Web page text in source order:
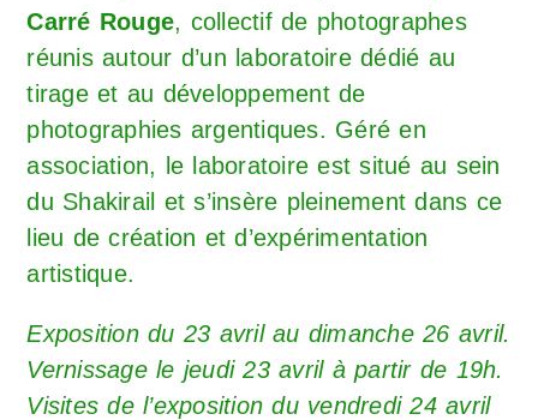
Carré Rouge, collectif de photographes
réunis autour d’un laboratoire dédié au
tirage et au développement de
photographies argentiques. Géré en
association, le laboratoire est situé au sein
du Shakirail et s’insère pleinement dans ce
lieu de création et d’expérimentation
artistique.
Exposition du 23 avril au dimanche 26 avril.
Vernissage le jeudi 23 avril à partir de 19h.
Visites de l’exposition du vendredi 24 avril